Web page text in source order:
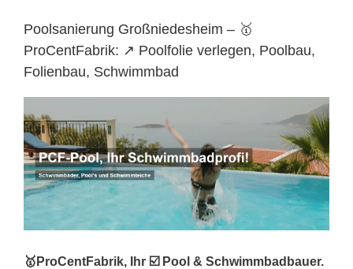
Poolsanierung Großniedesheim – 🥇
ProCentFabrik: ↗️ Poolfolie verlegen, Poolbau,
Folienbau, Schwimmbad
🥇ProCentFabrik, Ihr ☑️ Pool & Schwimmbadbauer.